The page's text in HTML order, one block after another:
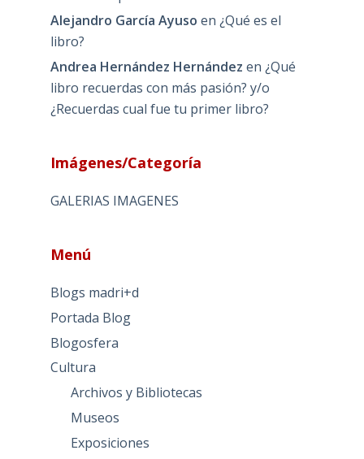
Alejandro García Ayuso en ¿Qué es el
libro?
Andrea Hernández Hernández en ¿Qué
libro recuerdas con más pasión? y/o
¿Recuerdas cual fue tu primer libro?
Imágenes/Categoría
GALERIAS IMAGENES
Menú
Blogs madri+d
Portada Blog
Blogosfera
Cultura
Archivos y Bibliotecas
Museos
Exposiciones